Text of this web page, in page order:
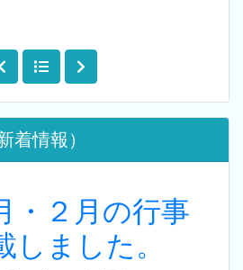
着情報）
・２月の行事
しました。